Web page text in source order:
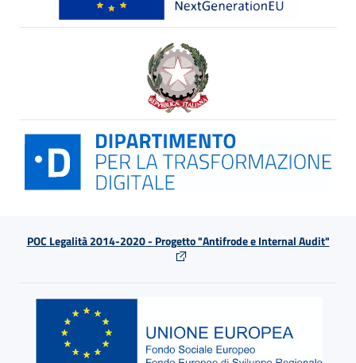
POC Legalità 2014-2020 - Progetto "Antifrode e Internal Audit"